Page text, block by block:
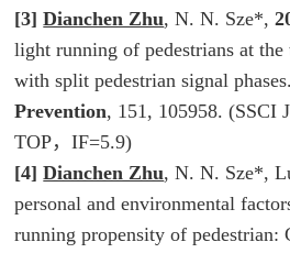
[3]Dianchen Zhu, N. N. Sze*,
light running of pedestrians at the
with split pedestrian signal
Prevention, 151, 105958. (SSCI
TOP，IF=5.9)
[4]Dianchen Zhu, N. N. Sze*,
personal and environmental
running propensity of pedestrian: